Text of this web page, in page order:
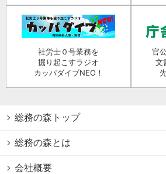
社労士０号業務を
掘り起こすラジオ
カッパダイブNEO！
官
文
総務の森トップ
総務の森とは
会社概要